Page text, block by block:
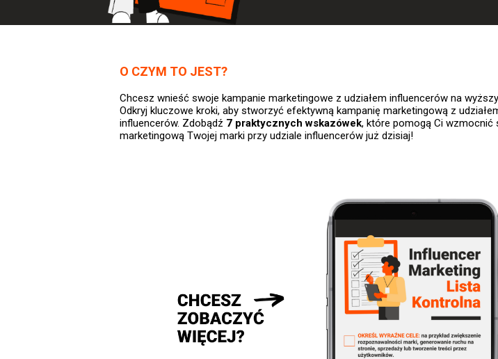
O CZYM TO JEST?
Chcesz wnieść swoje kampanie marketingowe z udziałem influencerów na
Odkryj kluczowe kroki, aby stworzyć efektywną kampanię marketingową z
influencerów. Zdobądź 7 praktycznych wskazówek, które pomogą Ci wzmocnić
marketingową Twojej marki przy udziale influencerów już dzisiaj!